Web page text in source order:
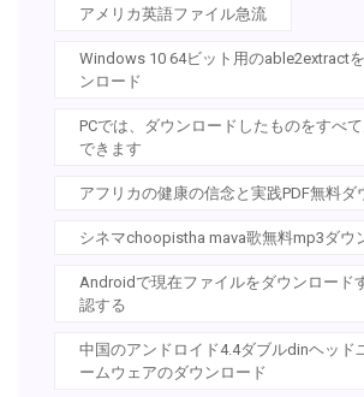
アメリカ英語ファイル急流
Windows 10 64ビット用のable2extract
ンロード
PCでは、ダウンロードしたものをすべ
できます
アフリカの健康の信念と実践PDF無料ダ
シネマchoopistha mava歌無料mp3ダウ
Androidで現在ファイルをダウンロード
認する
中国のアンドロイド4.4ダブルdinヘッド
ームウェアのダウンロード